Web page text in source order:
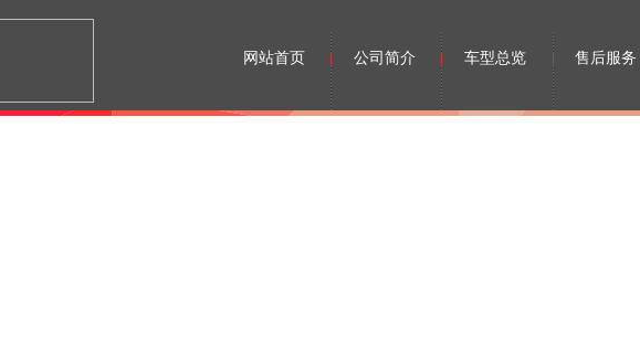
网站首页 公司简介 车型总览 售后服务